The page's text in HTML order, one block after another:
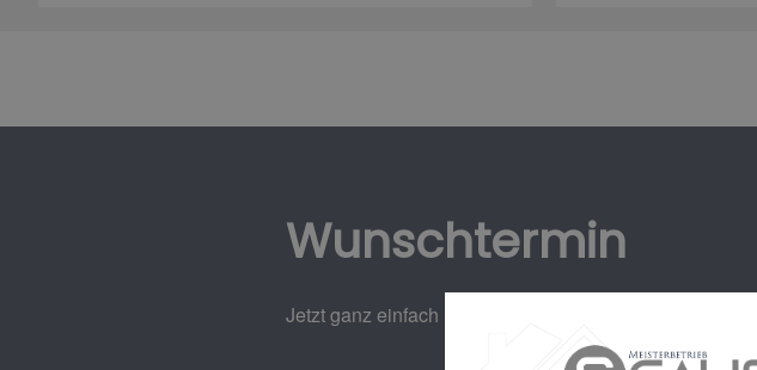
Wunschtermin
Jetzt ganz einfach und bequem Online Termine anfragen!